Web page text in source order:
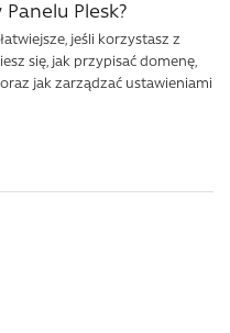
Plesk?
jeśli korzystasz z
się, jak przypisać domenę,
jak zarządzać ustawieniami